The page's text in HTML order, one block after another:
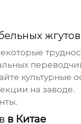
жгутов
культурные
на заводе.
в Китае